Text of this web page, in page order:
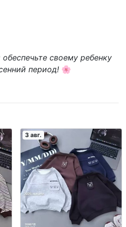
своему ребенку
период! 🌸
3 авг.